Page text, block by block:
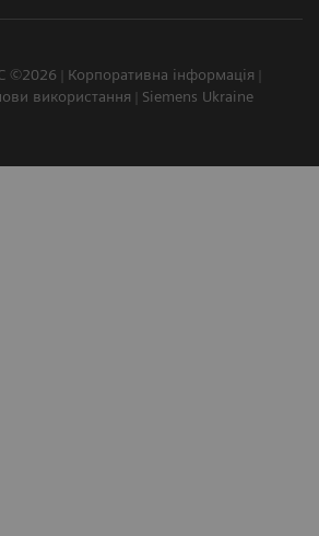
©2026
Корпоративна інформація
використання Siemens Ukraine